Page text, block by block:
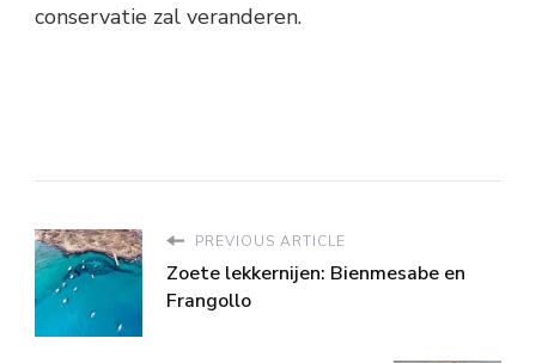
conservatie zal veranderen.
PREVIOUS ARTICLE
Zoete lekkernijen: Bienmesabe en
Frangollo